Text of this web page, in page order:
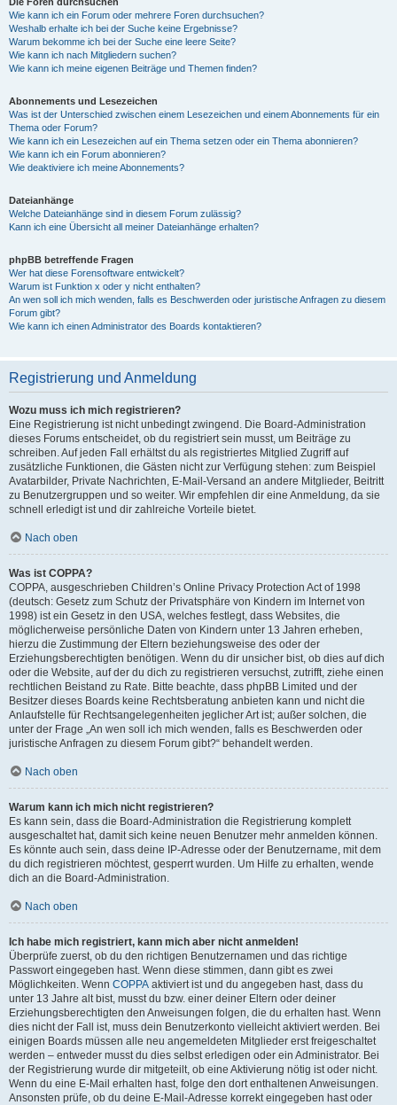
Wie kann ich ein Forum oder mehrere Foren durchsuchen?
Weshalb erhalte ich bei der Suche keine Ergebnisse?
Warum bekomme ich bei der Suche eine leere Seite?
Wie kann ich nach Mitgliedern suchen?
Wie kann ich meine eigenen Beiträge und Themen finden?
Abonnements und Lesezeichen
Was ist der Unterschied zwischen einem Lesezeichen und einem Abonnements für ein
Thema oder Forum?
Wie kann ich ein Lesezeichen auf ein Thema setzen oder ein Thema abonnieren?
Wie kann ich ein Forum abonnieren?
Wie deaktiviere ich meine Abonnements?
Dateianhänge
Welche Dateianhänge sind in diesem Forum zulässig?
Kann ich eine Übersicht all meiner Dateianhänge erhalten?
phpBB betreffende Fragen
Wer hat diese Forensoftware entwickelt?
Warum ist Funktion x oder y nicht enthalten?
An wen soll ich mich wenden, falls es Beschwerden oder juristische Anfragen zu diesem
Forum gibt?
Wie kann ich einen Administrator des Boards kontaktieren?
Registrierung und Anmeldung
Wozu muss ich mich registrieren?
Eine Registrierung ist nicht unbedingt zwingend. Die Board-Administration
dieses Forums entscheidet, ob du registriert sein musst, um Beiträge zu
schreiben. Auf jeden Fall erhältst du als registriertes Mitglied Zugriff auf
zusätzliche Funktionen, die Gästen nicht zur Verfügung stehen: zum Beispiel
Avatarbilder, Private Nachrichten, E-Mail-Versand an andere Mitglieder, Beitritt
zu Benutzergruppen und so weiter. Wir empfehlen dir eine Anmeldung, da sie
schnell erledigt ist und dir zahlreiche Vorteile bietet.
Nach oben
Was ist COPPA?
COPPA, ausgeschrieben Children’s Online Privacy Protection Act of 1998
(deutsch: Gesetz zum Schutz der Privatsphäre von Kindern im Internet von
1998) ist ein Gesetz in den USA, welches festlegt, dass Websites, die
möglicherweise persönliche Daten von Kindern unter 13 Jahren erheben,
hierzu die Zustimmung der Eltern beziehungsweise des oder der
Erziehungsberechtigten benötigen. Wenn du dir unsicher bist, ob dies auf dich
oder die Website, auf der du dich zu registrieren versuchst, zutrifft, ziehe einen
rechtlichen Beistand zu Rate. Bitte beachte, dass phpBB Limited und der
Besitzer dieses Boards keine Rechtsberatung anbieten kann und nicht die
Anlaufstelle für Rechtsangelegenheiten jeglicher Art ist; außer solchen, die
unter der Frage „An wen soll ich mich wenden, falls es Beschwerden oder
juristische Anfragen zu diesem Forum gibt?“ behandelt werden.
Nach oben
Warum kann ich mich nicht registrieren?
Es kann sein, dass die Board-Administration die Registrierung komplett
ausgeschaltet hat, damit sich keine neuen Benutzer mehr anmelden können.
Es könnte auch sein, dass deine IP-Adresse oder der Benutzername, mit dem
du dich registrieren möchtest, gesperrt wurden. Um Hilfe zu erhalten, wende
dich an die Board-Administration.
Nach oben
Ich habe mich registriert, kann mich aber nicht anmelden!
Überprüfe zuerst, ob du den richtigen Benutzernamen und das richtige
Passwort eingegeben hast. Wenn diese stimmen, dann gibt es zwei
Möglichkeiten. Wenn COPPA aktiviert ist und du angegeben hast, dass du
unter 13 Jahre alt bist, musst du bzw. einer deiner Eltern oder deiner
Erziehungsberechtigten den Anweisungen folgen, die du erhalten hast. Wenn
dies nicht der Fall ist, muss dein Benutzerkonto vielleicht aktiviert werden. Bei
einigen Boards müssen alle neu angemeldeten Mitglieder erst freigeschaltet
werden – entweder musst du dies selbst erledigen oder ein Administrator. Bei
der Registrierung wurde dir mitgeteilt, ob eine Aktivierung nötig ist oder nicht.
Wenn du eine E-Mail erhalten hast, folge den dort enthaltenen Anweisungen.
Ansonsten prüfe, ob du deine E-Mail-Adresse korrekt eingegeben hast oder